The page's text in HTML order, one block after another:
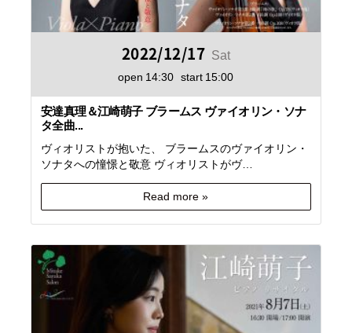
2022/12/17 Sat
open 14:30 start 15:00
安達真理＆江崎萌子 ブラームス ヴァイオリン・ソナ
タ全曲...
ヴィオリストが抱いた、 ブラームスのヴァイオリン・
ソナタへの憧憬と敬意 ヴィオリストがヴ…
Read more »